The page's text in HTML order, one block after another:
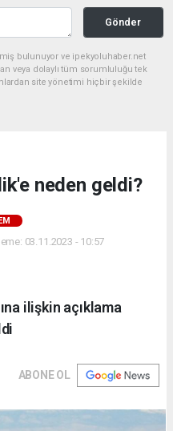
Gönder
bulunuyor ve ipekyoluhaber.net
veya dolaylı tüm sorumluluğu tek
site yönetimi hiçbir şekilde
neden geldi?
03.11.2023 - 10:57
ilişkin açıklama
ABONE OL